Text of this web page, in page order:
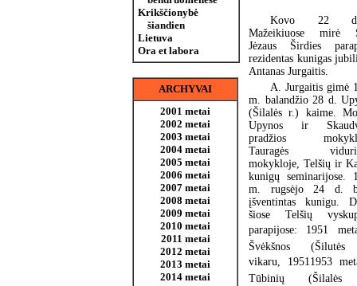
Krikščionybė
šiandien
Lietuva
Ora et labora
ARCHYVAI
2001 metai
2002 metai
2003 metai
2004 metai
2005 metai
2006 metai
2007 metai
2008 metai
2009 metai
2010 metai
2011 metai
2012 metai
2013 metai
2014 metai
Kovo 22
Mažeikiuose mirė
Jėzaus Širdies
rezidentas kunigas
Antanas Jurgaitis.
A. Jurgaitis gimė
m. balandžio 28 d.
(Šilalės r.) kaime.
Upynos ir
pradžios
Tauragės
mokykloje, Telšių ir
kunigų seminarijose.
m. rugsėjo 24 d.
įšventintas kunigu.
šiose Telšių
parapijose: 1951
Švėkšnos
vikaru, 19511953
Tūbinių